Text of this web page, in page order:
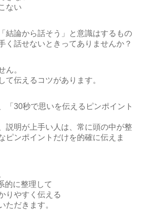
ない
結論から話そう」と意識はするもの
く話せないときってありませんか？
ん。
て伝えるコツがあります。
「30秒で思いを伝えるピンポイント
説明が上手い人は、常に頭の中が整
ピンポイントだけを的確に伝えま
的に整理して
りやすく伝える
ただきます。